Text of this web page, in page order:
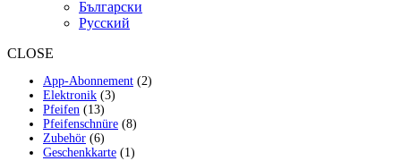
Български
Русский
CLOSE
App-Abonnement 22
Elektronik 33
Pfeifen 1313
Produkte
Pfeifenschnüre 88
Zubehör 66
Produkte
Geschenkkarte 11